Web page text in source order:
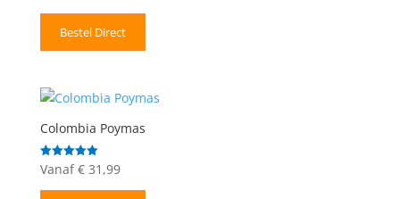
Bestel Direct
Colombia Poymas
Gewaardeerd
5.00
Vanaf €31,99